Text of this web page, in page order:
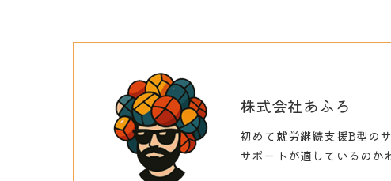
株式会社あふろ
初めて就労継続支援B型の
サポートが適しているのか